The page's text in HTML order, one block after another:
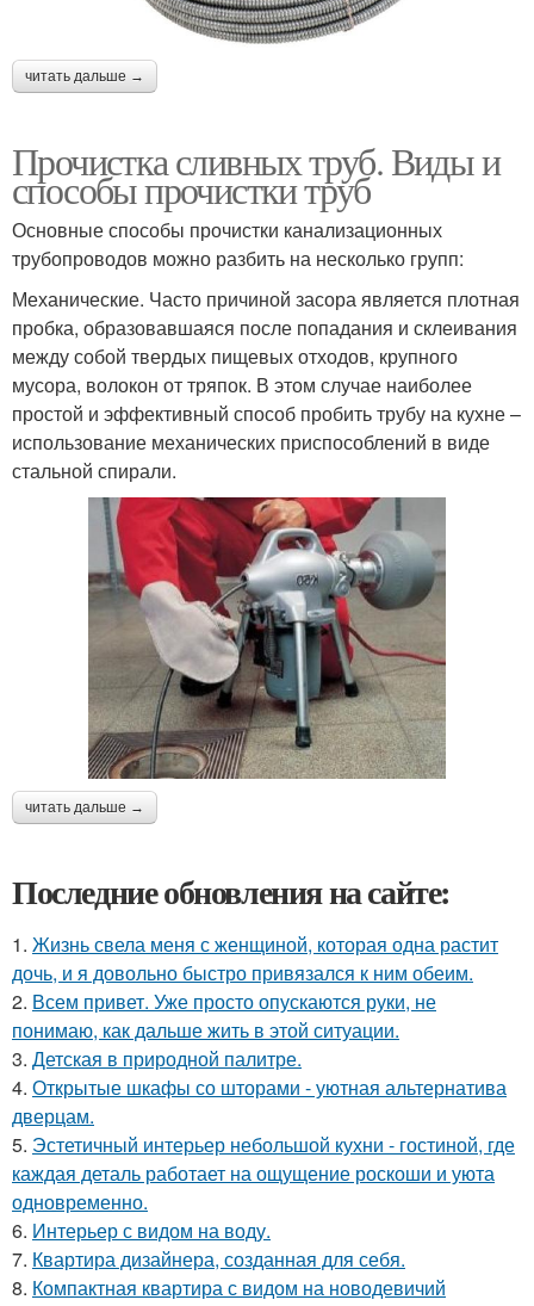
читать дальше →
Прочистка сливных труб. Виды и
способы прочистки труб
Основные способы прочистки канализационных
трубопроводов можно разбить на несколько групп:
Механические. Часто причиной засора является плотная
пробка, образовавшаяся после попадания и склеивания
между собой твердых пищевых отходов, крупного
мусора, волокон от тряпок. В этом случае наиболее
простой и эффективный способ пробить трубу на кухне –
использование механических приспособлений в виде
стальной спирали.
читать дальше →
Последние обновления на сайте:
1. Жизнь свела меня с женщиной, которая одна растит
дочь, и я довольно быстро привязался к ним обеим.
2. Всем привет. Уже просто опускаются руки, не
понимаю, как дальше жить в этой ситуации.
3. Детская в природной палитре.
4. Открытые шкафы со шторами - уютная альтернатива
дверцам.
5. Эстетичный интерьер небольшой кухни - гостиной, где
каждая деталь работает на ощущение роскоши и уюта
одновременно.
6. Интерьер с видом на воду.
7. Квартира дизайнера, созданная для себя.
8. Компактная квартира с видом на новодевичий